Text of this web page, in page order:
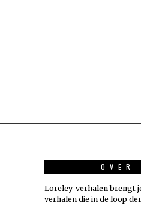
OVER
Loreley-verhalen brengt
verhalen die in de loop